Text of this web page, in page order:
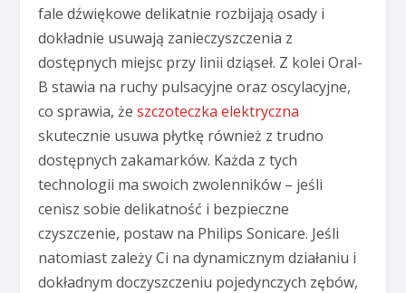
fale dźwiękowe delikatnie rozbijają osady i
dokładnie usuwają zanieczyszczenia z
dostępnych miejsc przy linii dziąseł. Z kolei Oral-
B stawia na ruchy pulsacyjne oraz oscylacyjne,
co sprawia, żeszczoteczka elektryczna
skutecznie usuwa płytkę również z trudno
dostępnych zakamarków. Każda z tych
technologii ma swoich zwolenników – jeśli
cenisz sobie delikatność i bezpieczne
czyszczenie, postaw na Philips Sonicare. Jeśli
natomiast zależy Ci na dynamicznym działaniu i
dokładnym doczyszczeniu pojedynczych zębów,